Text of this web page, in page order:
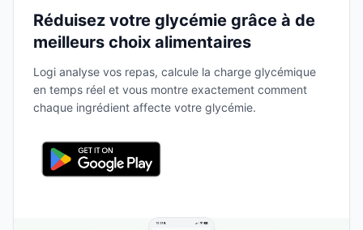
Réduisez votre glycémie grâce à de
meilleurs choix alimentaires
Logi analyse vos repas, calcule la charge glycémique
en temps réel et vous montre exactement comment
chaque ingrédient affecte votre glycémie.